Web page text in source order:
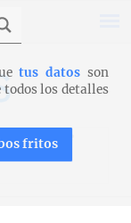
champán de
tus datos son
todos los detalles
fritos